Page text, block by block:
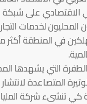
الاقتصادي على شبكة
لخدمات
في المنطقة أكثر
التي يشهدها
المتصاعدة
كي تنشىء شركة